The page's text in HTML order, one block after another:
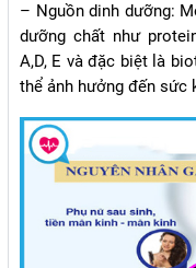
– Nguồn dinh dưỡng:
dưỡng chất như
A,D, E và đặc biệt là
thể ảnh hưởng đến sức